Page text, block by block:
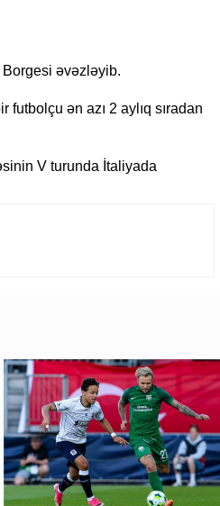
Borgesi əvəzləyib.
ən azı 2 aylıq sıradan
V turunda İtaliyada